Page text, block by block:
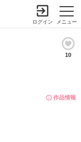
メニュー
ログイン
10
作品情報